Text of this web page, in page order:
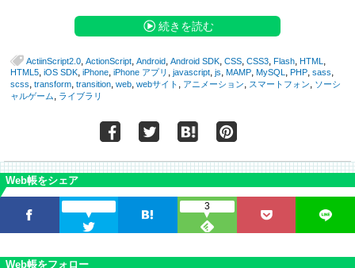
続きを読む
ActiinScript2.0, ActionScript, Android, Android SDK, CSS, CSS3, Flash, HTML ,
HTML5, iOS SDK, iPhone, iPhone アプリ , javascript, js, MAMP, MySQL , PHP, sass,
scss, transform, transition, web, webサイト , アニメーション, スマートフォン, ソーシ
ャルゲーム, ライブラリ
Web帳をシェア
3
Web帳をフォロー